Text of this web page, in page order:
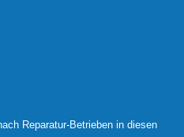
Reparatur-Betrieben in diesen